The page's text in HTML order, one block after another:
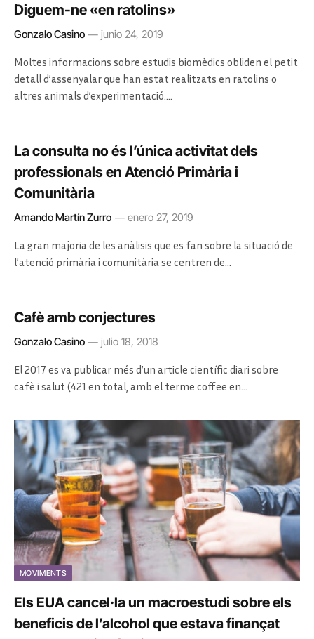
Diguem-ne «en ratolins»
Gonzalo Casino junio 24, 2019
Moltes informacions sobre estudis biomèdics obliden el petit
detall d’assenyalar que han estat realitzats en ratolins o
altres animals d’experimentació.…
La consulta no és l’única activitat dels
professionals en Atenció Primària i
Comunitària
Amando Martín Zurro enero 27, 2019
La gran majoria de les anàlisis que es fan sobre la situació de
l’atenció primària i comunitària se centren de…
Cafè amb conjectures
Gonzalo Casino julio 18, 2018
El 2017 es va publicar més d’un article científic diari sobre
cafè i salut (421 en total, amb el terme coffee en…
MOVIMENTS
Els EUA cancel·la un macroestudi sobre els
beneficis de l’alcohol que estava finançat